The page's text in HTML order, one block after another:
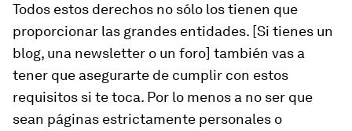
Todos estos derechos no sólo los tienen que
proporcionar las grandes entidades. [Si tienes un
blog, una newsletter o un foro] también vas a
tener que asegurarte de cumplir con estos
requisitos si te toca. Por lo menos a no ser que
sean páginas estrictamente personales o